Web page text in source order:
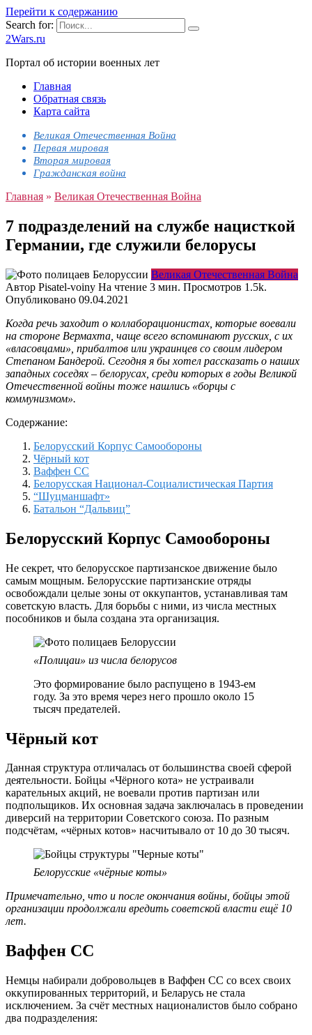
Перейти к содержанию
Search for:
2Wars.ru
Портал об истории военных лет
Главная
Обратная связь
Карта сайта
Великая Отечественная Война
Первая мировая
Вторая мировая
Гражданская война
Главная » Великая Отечественная Война
7 подразделений на службе нацисткой
Германии, где служили белорусы
Великая Отечественная Война
Автор Pisatel-voiny На чтение 3 мин. Просмотров 1.5k.
Опубликовано 09.04.2021
Когда речь заходит о коллаборационистах, которые воевали
на стороне Вермахта, чаще всего вспоминают русских, с их
«власовцами», прибалтов или украинцев со своим лидером
Степаном Бандерой. Сегодня я бы хотел рассказать о наших
западных соседях – белорусах, среди которых в годы Великой
Отечественной войны тоже нашлись «борцы с
коммунизмом».
Содержание:
Белорусский Корпус Самообороны
Чёрный кот
Ваффен СС
Белорусская Национал-Социалистическая Партия
“Шуцманшафт»
Батальон “Дальвиц”
Белорусский Корпус Самообороны
Не секрет, что белорусское партизанское движение было
самым мощным. Белорусские партизанские отряды
освобождали целые зоны от оккупантов, устанавливая там
советскую власть. Для борьбы с ними, из числа местных
пособников и была создана эта организация.
«Полицаи» из числа белорусов
Это формирование было распущено в 1943-ем
году. За это время через него прошло около 15
тысяч предателей.
Чёрный кот
Данная структура отличалась от большинства своей сферой
деятельности. Бойцы «Чёрного кота» не устраивали
карательных акций, не воевали против партизан или
подпольщиков. Их основная задача заключалась в проведении
диверсий на территории Советского союза. По разным
подсчётам, «чёрных котов» насчитывало от 10 до 30 тысяч.
Белорусские «чёрные коты»
Примечательно, что и после окончания войны, бойцы этой
организации продолжали вредить советской власти ещё 10
лет.
Ваффен СС
Немцы набирали добровольцев в Ваффен СС со всех своих
оккупированных территорий, и Беларусь не стала
исключением. За счёт местных националистов было собрано
два подразделения: